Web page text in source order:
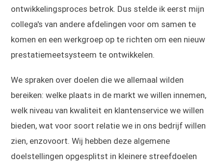
ontwikkelingsproces betrok. Dus stelde ik eerst mijn
collega's van andere afdelingen voor om samen te
komen en een werkgroep op te richten om een nieuw
prestatiemeetsysteem te ontwikkelen.
We spraken over doelen die we allemaal wilden
bereiken: welke plaats in de markt we willen innemen,
welk niveau van kwaliteit en klantenservice we willen
bieden, wat voor soort relatie we in ons bedrijf willen
zien, enzovoort. Wij hebben deze algemene
doelstellingen opgesplitst in kleinere streefdoelen